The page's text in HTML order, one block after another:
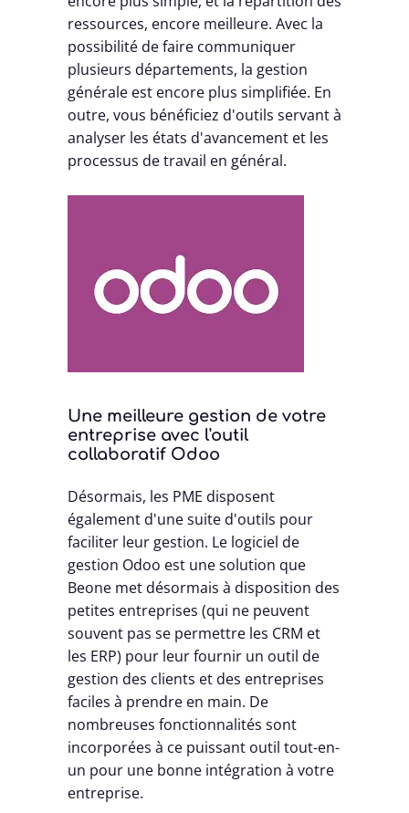
ressources, encore meilleure. Avec la
possibilité de faire communiquer
plusieurs départements, la gestion
générale est encore plus simplifiée. En
outre, vous bénéficiez d'outils servant à
analyser les états d'avancement et les
processus de travail en général.
Une meilleure gestion de votre
entreprise avec l'outil
collaboratif Odoo
Désormais, les PME disposent
également d'une suite d'outils pour
faciliter leur gestion. Le logiciel de
gestion Odoo est une solution que
Beone met désormais à disposition des
petites entreprises (qui ne peuvent
souvent pas se permettre les CRM et
les ERP) pour leur fournir un outil de
gestion des clients et des entreprises
faciles à prendre en main. De
nombreuses fonctionnalités sont
incorporées à ce puissant outil tout-en-
un pour une bonne intégration à votre
entreprise.